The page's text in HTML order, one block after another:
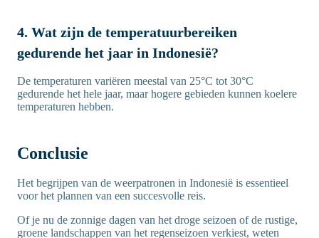
4. Wat zijn de temperatuurbereiken
gedurende het jaar in Indonesië?
De temperaturen variëren meestal van 25°C tot 30°C
gedurende het hele jaar, maar hogere gebieden kunnen koelere
temperaturen hebben.
Conclusie
Het begrijpen van de weerpatronen in Indonesië is essentieel
voor het plannen van een succesvolle reis.
Of je nu de zonnige dagen van het droge seizoen of de rustige,
groene landschappen van het regenseizoen verkiest, weten